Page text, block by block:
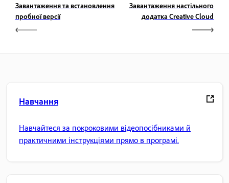
Завантаження та встановлення
пробної версії
Завантаження настільного
додатка Creative Cloud
Навчання
Навчайтеся за покроковими відеопосібниками й
практичними інструкціями прямо в програмі.